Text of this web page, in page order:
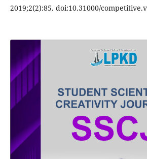
2019;2(2):85. doi:10.31000/